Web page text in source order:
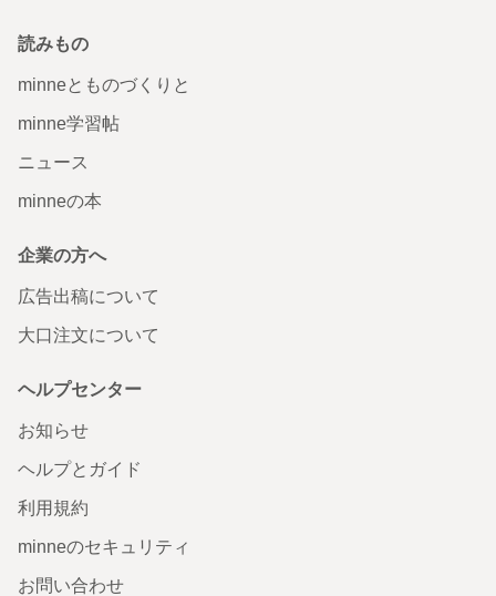
読みもの
minneとものづくりと
minne学習帖
ニュース
minneの本
企業の方へ
広告出稿について
大口注文について
ヘルプセンター
お知らせ
ヘルプとガイド
利用規約
minneのセキュリティ
お問い合わせ